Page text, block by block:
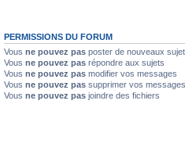
PERMISSIONS DU FORUM
Vous ne pouvez pas poster de nouveaux
Vous ne pouvez pas répondre aux sujets
Vous ne pouvez pas modifier vos messages
Vous ne pouvez pas supprimer vos messages
Vous ne pouvez pas joindre des fichiers